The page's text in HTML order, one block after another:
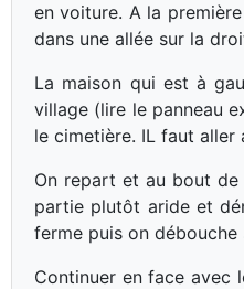
en voiture. A la
dans une allée sur la
La maison qui est à
village (lire le panneau
le cimetière. IL faut
On repart et au bout de
partie plutôt aride et
ferme puis on
Continuer en face avec